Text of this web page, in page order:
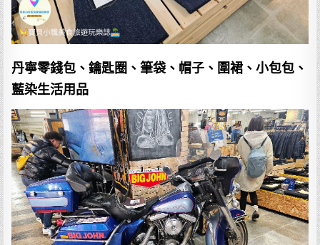
丹寧零錢包、鑰匙圈、筆袋、帽子、圍裙、小包包、
藍染生活用品